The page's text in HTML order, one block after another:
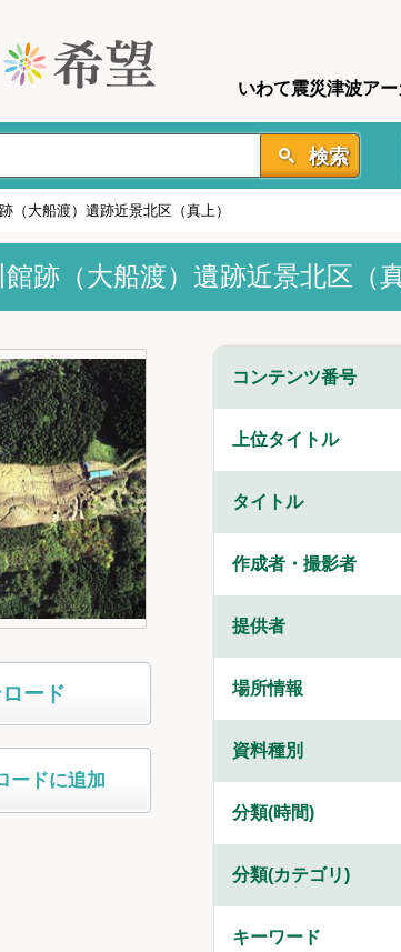
いわて震災津波ア
検索
（大船渡）遺跡近景北区（真上）
跡（大船渡）遺跡近景北区（真
ード
ードに追加
コンテンツ番号
上位タイトル
タイトル
作成者・撮影者
提供者
場所情報
資料種別
分類(時間)
分類(カテゴリ)
キーワード